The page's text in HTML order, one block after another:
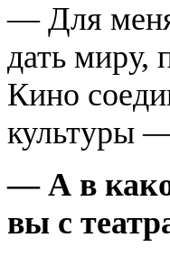
— Для
дать миру,
Кино
культуры
— А в
вы с